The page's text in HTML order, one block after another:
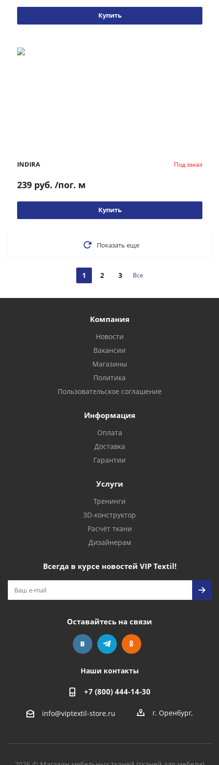
Купить
INDIRA Под заказ
239 руб. /пог. м
Купить
Показать еще
1 2 3 Все
Компания
Новости
Вакансии
Магазины
Политика
Пользовательское соглашение
Информация
Оплата
Доставка
Гарантии
Услуги
Тренинги
3D-конструктор
Расчёт ткани
Дизайнерам
Всегда в курсе новостей VIP Textil!
Оставайтесь на связи
Наши контакты
+7 (800) 444-14-30
info@viptextil-store.ru г. Оренбург,